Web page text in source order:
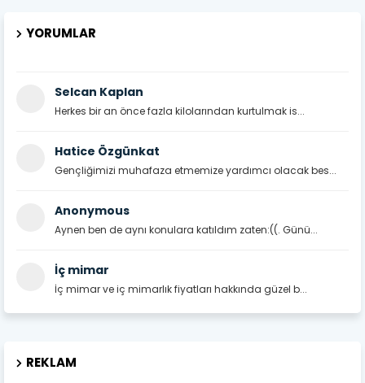
YORUMLAR
Selcan Kaplan
Herkes bir an önce fazla kilolarından kurtulmak is...
Hatice Özgünkat
Gençliğimizi muhafaza etmemize yardımcı olacak bes...
Anonymous
Aynen ben de aynı konulara katıldım zaten:((. Günü...
İç mimar
İç mimar ve iç mimarlık fiyatları hakkında güzel b...
REKLAM